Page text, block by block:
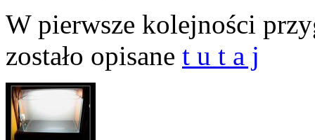
W pierwsze kolejności
zostało opisane t u t a j